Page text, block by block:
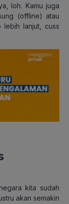
loh. Kamu juga
(offline) atau
lebih lanjut, cuss
kita sudah
akan semakin